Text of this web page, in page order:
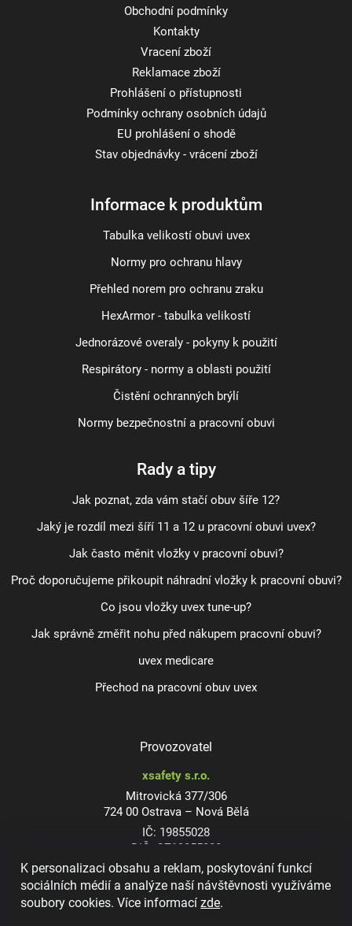
K personalizaci obsahu a reklam, poskytování funkcí
sociálních médií a analýze naší návštěvnosti využíváme
soubory cookies. Více informacízde.
Obchodní podmínky
Kontakty
Vracení zboží
Reklamace zboží
Prohlášení o přístupnosti
Podmínky ochrany osobních údajů
EU prohlášení o shodě
Stav objednávky - vrácení zboží
Informace k produktům
Tabulka velikostí obuvi uvex
Normy pro ochranu hlavy
Přehled norem pro ochranu zraku
HexArmor - tabulka velikostí
Jednorázové overaly - pokyny k použití
Respirátory - normy a oblasti použití
Čistění ochranných brýlí
Normy bezpečnostní a pracovní obuvi
Rady a tipy
Jak poznat, zda vám stačí obuv šíře 12?
Jaký je rozdíl mezi šíří 11 a 12 u pracovní obuvi uvex?
Jak často měnit vložky v pracovní obuvi?
Proč doporučujeme přikoupit náhradní vložky k pracovní obuvi?
Co jsou vložky uvex tune-up?
Jak správně změřit nohu před nákupem pracovní obuvi?
uvex medicare
Přechod na pracovní obuv uvex
Provozovatel
xsafety s.r.o.
Mitrovická 377/306
724 00 Ostrava – Nová Bělá
IČ: 19855028
DIČ: CZ19855028